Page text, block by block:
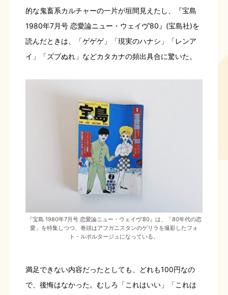
的な鬼畜系カルチャーの一片が垣間見えたし、『宝島
1980年7月号 恋愛論ニュー・ウェイヴ’80』(宝島社)を
読んだときは、「ゲゲゲ」「現実のハナシ」「レンア
イ」「ズブぬれ」などカタカナの頻出具合に驚いた。
『宝島 1980年7月号 恋愛論ニュー・ウェイヴ’80』は、「80年代の恋
愛」を特集しつつ、巻頭はアフガニスタンのゲリラを撮影したフォ
ト・ルポルタージュになっている。
満足できない内容だったとしても、どれも100円なの
で、後悔はなかった。むしろ「これはいい」「これは